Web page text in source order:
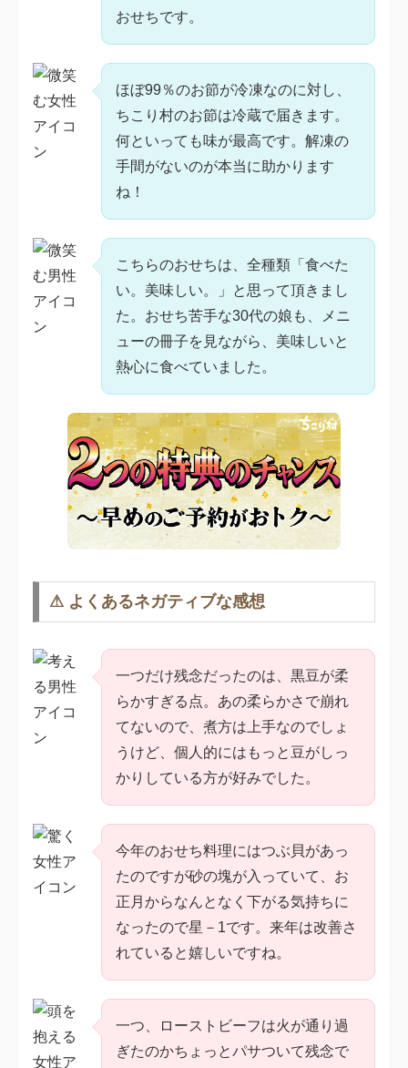
おせちです。
ほぼ99％のお節が冷凍なのに対し、
ちこり村のお節は冷蔵で届きます。
何といっても味が最高です。解凍の
手間がないのが本当に助かります
ね！
こちらのおせちは、全種類「食べた
い。美味しい。」と思って頂きまし
た。おせち苦手な30代の娘も、メニ
ューの冊子を見ながら、美味しいと
熱心に食べていました。
⚠ よくあるネガティブな感想
一つだけ残念だったのは、黒豆が柔
らかすぎる点。あの柔らかさで崩れ
てないので、煮方は上手なのでしょ
うけど、個人的にはもっと豆がしっ
かりしている方が好みでした。
今年のおせち料理にはつぶ貝があっ
たのですが砂の塊が入っていて、お
正月からなんとなく下がる気持ちに
なったので星－1です。来年は改善さ
れていると嬉しいですね。
一つ、ローストビーフは火が通り過
ぎたのかちょっとパサついて残念で